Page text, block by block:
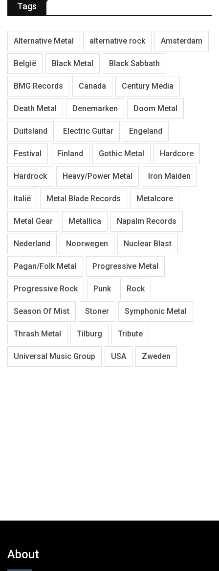
Tags
Alternative Metal alternative rock Amsterdam
België Black Metal Black Sabbath
BMG Records Canada Century Media
Death Metal Denemarken Doom Metal
Duitsland Electric Guitar Engeland
Festival Finland Gothic Metal Hardcore
Hardrock Heavy/Power Metal Iron Maiden
Italië Metal Blade Records Metalcore
Metal Gear Metallica Napalm Records
Nederland Noorwegen Nuclear Blast
Pagan/Folk Metal Progressive Metal
Progressive Rock Punk Rock
Season Of Mist Stoner Symphonic Metal
Thrash Metal Tilburg Tribute
Universal Music Group USA Zweden
About